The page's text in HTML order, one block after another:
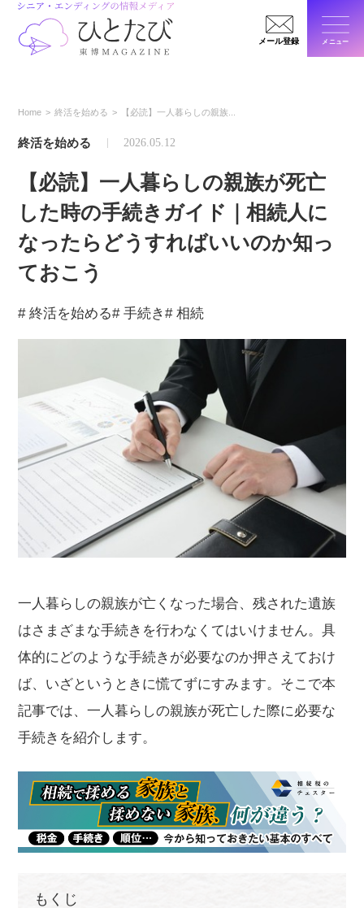
メール登録 メニュー
Home 終活を始める 【必読】一人暮らしの親族...
終活を始める 2026.05.12
【必読】一人暮らしの親族が死亡
した時の手続きガイド｜相続人に
なったらどうすればいいのか知っ
ておこう
# 終活を始める# 手続き# 相続
一人暮らしの親族が亡くなった場合、残された遺族
はさまざまな手続きを行わなくてはいけません。具
体的にどのような手続きが必要なのか押さえておけ
ば、いざというときに慌てずにすみます。そこで本
記事では、一人暮らしの親族が死亡した際に必要な
手続きを紹介します。
もくじ